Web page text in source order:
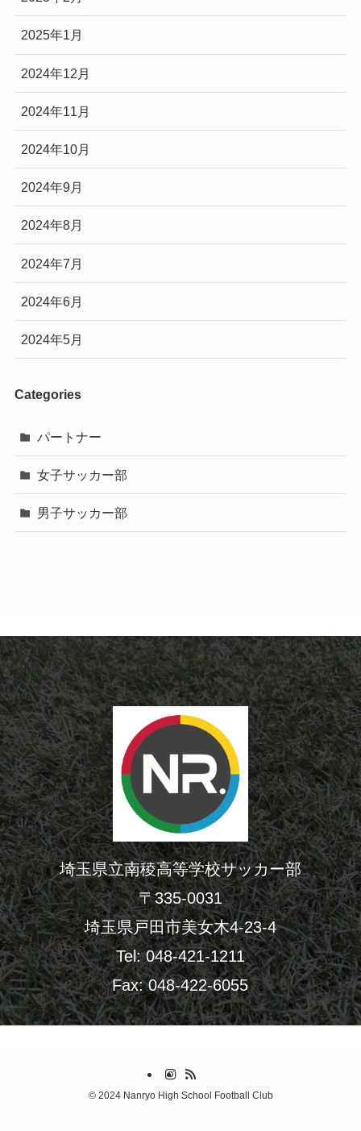
2025年1月
2024年12月
2024年11月
2024年10月
2024年9月
2024年8月
2024年7月
2024年6月
2024年5月
Categories
パートナー
女子サッカー部
男子サッカー部
埼玉県立南稜高等学校サッカー部
〒335-0031
埼玉県戸田市美女木4-23-4
Tel: 048-421-1211
Fax: 048-422-6055
©2024 Nanryo High School Football Club